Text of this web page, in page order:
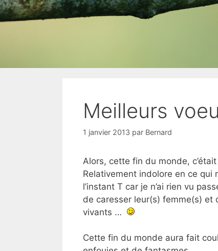
Meilleurs
1 janvier 2013 par Bernard
Alors, cette fin du monde,
Relativement indolore en ce qui
l’instant T car je n’ai rien vu
de caresser leur(s) femme(s) et
vivants …
Cette fin du monde aura fait